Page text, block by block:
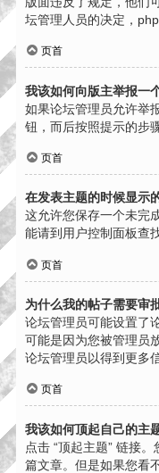
坛管理人员的决定，
页首
我该如何向版主举报一
如果论坛管理员允许举
钮，而后按照提示的步
页首
在发表主题的时候显示
这允许您保存一个未完
能请到用户控制面板查找
页首
为什么我的帖子需要审
论坛管理员可能设置了
可能是因为您被管理员
论坛管理员以得到更多
页首
我该如何顶起自己的主
点击 “顶起主题” 链接
篇文章。但是如果您看